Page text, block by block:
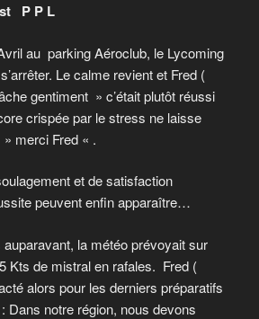
P P L
au parking Aéroclub, le Lycoming
Le calme revient et Fred (
gentiment » c’était plutôt réussi
crispée par le stress ne laisse
merci Fred « .
et de satisfaction
peuvent enfin apparaître…
la météo prévoyait sur
Kts de mistral en rafales. Fred (
alors pour les derniers préparatifs
Dans notre région, nous devons